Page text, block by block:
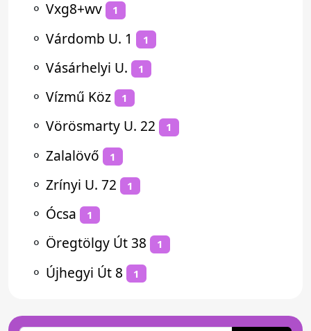
⚬ Vxg8+wv 1
⚬ Várdomb U. 1 1
⚬ Vásárhelyi U. 1
⚬ Vízmű Köz 1
⚬ Vörösmarty U. 22 1
⚬ Zalalövő 1
⚬ Zrínyi U. 72 1
⚬ Ócsa 1
⚬ Öregtölgy Út 38 1
⚬ Újhegyi Út 8 1